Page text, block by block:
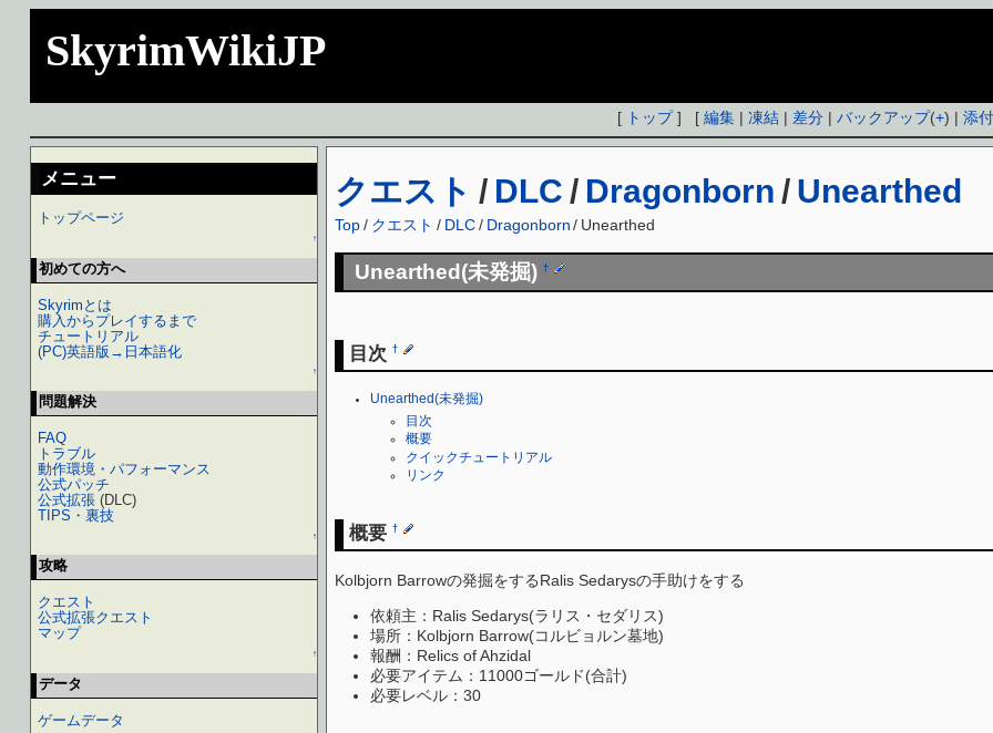
SkyrimWikiJP
[ トップ] [編集 |凍結 | 差分 |バックアップ(+) |添
クエスト / DLC / Dragonborn / Unearthed
Top/ クエスト / DLC / Dragonborn / Unearthed
Unearthed(未発掘)†
目次†
Unearthed(未発掘)
目次
概要
クイックチュートリアル
リンク
概要†
Kolbjorn Barrowの発掘をするRalis Sedarysの手助けをする
依頼主：Ralis Sedarys(ラリス・セダリス)
場所：Kolbjorn Barrow(コルビョルン墓地)
報酬：Relics of Ahzidal
必要アイテム：11000ゴールド(合計)
必要レベル：30
メニュー
トップページ
↑
初めての方へ
Skyrimとは
購入からプレイするまで
チュートリアル
(PC)英語版→日本語化
↑
問題解決
FAQ
トラブル
動作環境・パフォーマンス
公式パッチ
公式拡張 (DLC)
TIPS・裏技
↑
攻略
クエスト
公式拡張クエスト
マップ
↑
データ
ゲームデータ